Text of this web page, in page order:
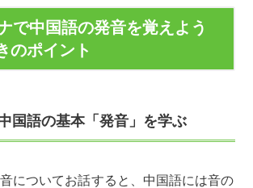
で中国語の発音を覚えよう
のポイント
国語の基本「発音」を学ぶ
についてお話すると、中国語には音の